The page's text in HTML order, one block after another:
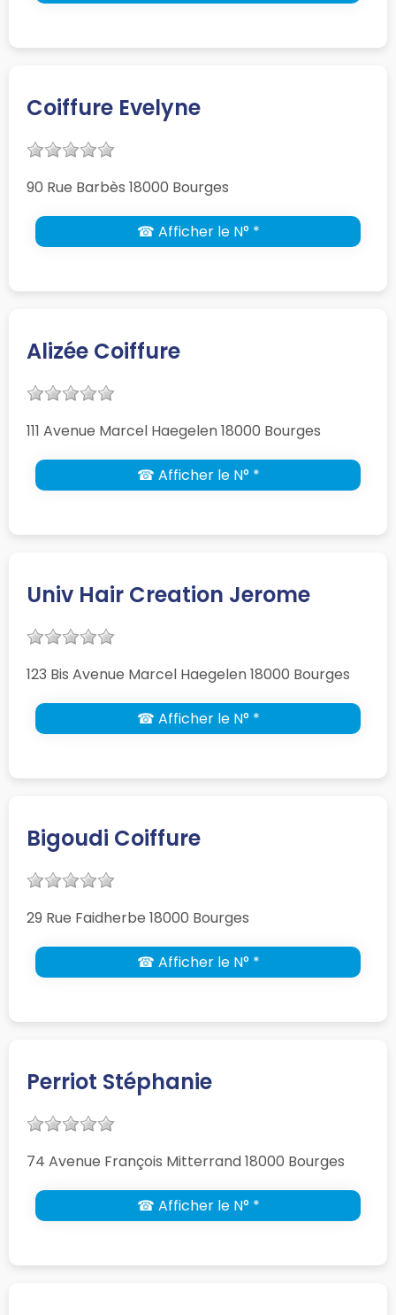
Coiffure Evelyne
90 Rue Barbès 18000 Bourges
☎ Afficher le N° *
Alizée Coiffure
111 Avenue Marcel Haegelen 18000 Bourges
☎ Afficher le N° *
Univ Hair Creation Jerome
123 Bis Avenue Marcel Haegelen 18000 Bourges
☎ Afficher le N° *
Bigoudi Coiffure
29 Rue Faidherbe 18000 Bourges
☎ Afficher le N° *
Perriot Stéphanie
74 Avenue François Mitterrand 18000 Bourges
☎ Afficher le N° *